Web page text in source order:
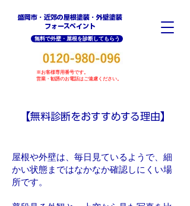
盛岡市・近郊の屋根塗装・外壁塗装
​フォースペイント
※お客様専用番号です。
営業・勧誘のお電話はご遠慮ください。
無料で外壁・屋根を診断してもらう
【無料診断をおすすめする理由】
屋根や外壁は、毎日見ているようで、細
かい状態まではなかなか確認しにくい場
所です。